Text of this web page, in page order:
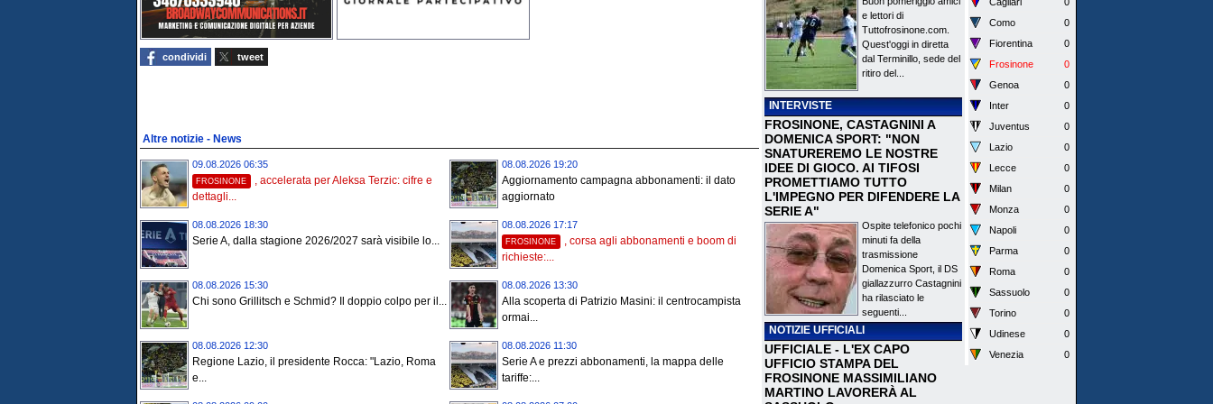
condividi tweet
Altre notizie - News
09.08.2026 06:35
FROSINONE
, accelerata per Aleksa Terzic: cifre e
dettagli...
08.08.2026 19:20
Aggiornamento campagna abbonamenti: il dato
aggiornato
08.08.2026 18:30
Serie A, dalla stagione 2026/2027 sarà visibile lo...
08.08.2026 17:17
FROSINONE
, corsa agli abbonamenti e boom di
richieste:...
08.08.2026 15:30
Chi sono Grillitsch e Schmid? Il doppio colpo per il...
08.08.2026 13:30
Alla scoperta di Patrizio Masini: il centrocampista
ormai...
08.08.2026 12:30
Regione Lazio, il presidente Rocca: "Lazio, Roma
e...
08.08.2026 11:30
Serie A e prezzi abbonamenti, la mappa delle
tariffe:...
e lettori di
Tuttofrosinone.com.
Quest'oggi in diretta
dal Terminillo, sede del
ritiro del...
INTERVISTE
FROSINONE, CASTAGNINI A
DOMENICA SPORT: "NON
SNATUREREMO LE NOSTRE
IDEE DI GIOCO. AI TIFOSI
PROMETTIAMO TUTTO
L'IMPEGNO PER DIFENDERE LA
SERIE A"
Ospite telefonico pochi
minuti fa della
trasmissione
Domenica Sport, il DS
giallazzurro Castagnini
ha rilasciato le
seguenti...
NOTIZIE UFFICIALI
UFFICIALE - L'EX CAPO
UFFICIO STAMPA DEL
FROSINONE MASSIMILIANO
MARTINO LAVORERÀ AL
Como
0
Fiorentina
0
Frosinone
0
Genoa
0
Inter
0
Juventus
0
Lazio
0
Lecce
0
Milan
0
Monza
0
Napoli
0
Parma
0
Roma
0
Sassuolo
0
Torino
0
Udinese
0
Venezia
0